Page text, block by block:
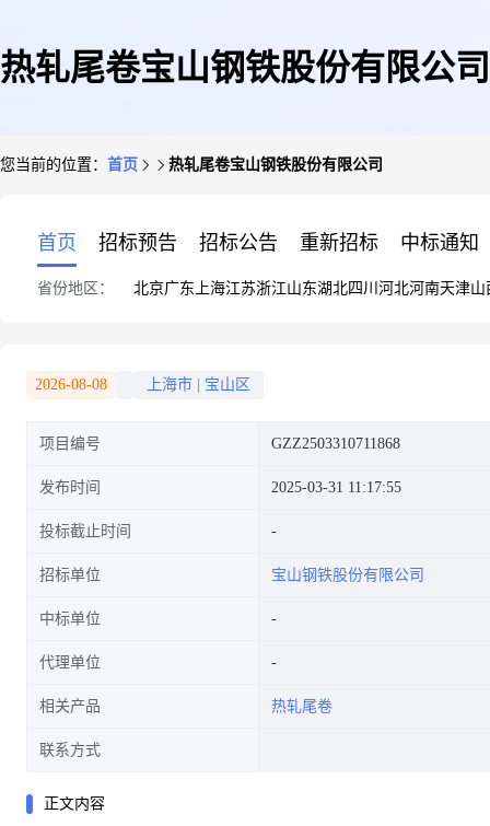
热轧尾卷宝山钢铁股份有限公司
您当前的位置： 首页 热轧尾卷宝山钢铁股份有限公司
首页 招标预告 招标公告 重新招标 中标通知
省份地区： 北京广东 上海江苏浙江山东湖北四川 河北河南天津山
2026-08-08 上海市 宝山区
项目编号 GZZ2503310711868
发布时间 2025-03-31 11:17:55
投标截止时间
招标单位 宝山钢铁股份有限公司
中标单位
代理单位
相关产品 热轧尾卷
联系方式
正文内容